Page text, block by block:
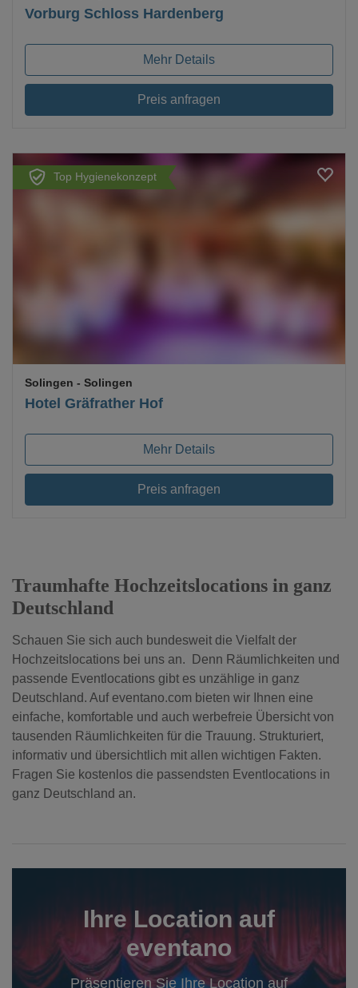
Vorburg Schloss Hardenberg
Mehr Details
Preis anfragen
Top Hygienekonzept
Hotel Gräfrather Hof
Solingen - Solingen
Mehr Details
Preis anfragen
Traumhafte Hochzeitslocations in ganz
Deutschland
Schauen Sie sich auch bundesweit die Vielfalt der
Hochzeitslocations bei uns an. Denn Räumlichkeiten und
passende Eventlocations gibt es unzählige in ganz
Deutschland. Auf eventano.com bieten wir Ihnen eine
einfache, komfortable und auch werbefreie Übersicht von
tausenden Räumlichkeiten für die Trauung. Strukturiert,
informativ und übersichtlich mit allen wichtigen Fakten.
Fragen Sie kostenlos die passendsten Eventlocations in
ganz Deutschland an.
Ihre Location auf
eventano
Präsentieren Sie Ihre Location auf